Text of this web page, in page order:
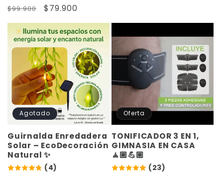
Precio
habitual
$99.900
Precio
de
oferta
$79.900
Agotado
Guirnalda Enredadera
Solar – EcoDecoración
Natural ✨
(4)
Oferta
TONIFICADOR 3 EN 1,
GIMNASIA EN CASA
🧘🏼💪🏼
(23)